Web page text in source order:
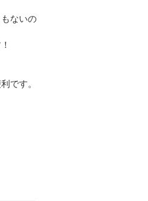
ないの
です。